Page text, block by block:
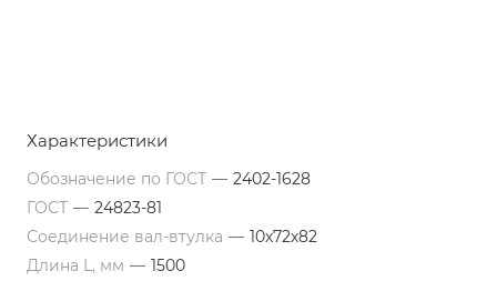
Характеристики
Обозначение по ГОСТ — 2402-1628
ГОСТ — 24823-81
Соединение вал-втулка — 10х72х82
Длина L, мм — 1500